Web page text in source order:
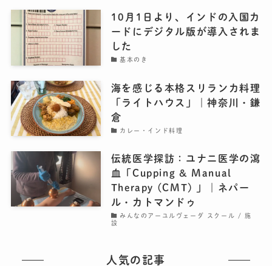
10月1日より、インドの入国カ
ードにデジタル版が導入されま
した
基本のき
海を感じる本格スリランカ料理
「ライトハウス」｜神奈川・鎌
倉
カレー・インド料理
伝統医学探訪：ユナニ医学の瀉
血「Cupping & Manual
Therapy (CMT) 」｜ネパー
ル・カトマンドゥ
みんなのアーユルヴェーダ スクール / 施
設
人気の記事